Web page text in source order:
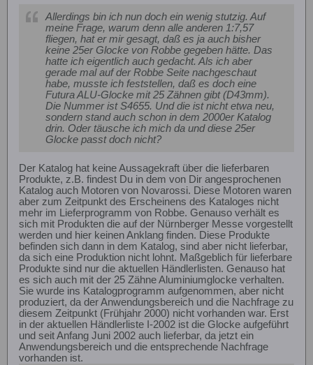
Allerdings bin ich nun doch ein wenig stutzig. Auf
meine Frage, warum denn alle anderen 1:7,57
fliegen, hat er mir gesagt, daß es ja auch bisher
keine 25er Glocke von Robbe gegeben hätte. Das
hatte ich eigentlich auch gedacht. Als ich aber
gerade mal auf der Robbe Seite nachgeschaut
habe, musste ich feststellen, daß es doch eine
Futura ALU-Glocke mit 25 Zähnen gibt (D43mm).
Die Nummer ist S4655. Und die ist nicht etwa neu,
sondern stand auch schon in dem 2000er Katalog
drin. Oder täusche ich mich da und diese 25er
Glocke passt doch nicht?
Der Katalog hat keine Aussagekraft über die lieferbaren
Produkte, z.B. findest Du in dem von Dir angesprochenen
Katalog auch Motoren von Novarossi. Diese Motoren waren
aber zum Zeitpunkt des Erscheinens des Kataloges nicht
mehr im Lieferprogramm von Robbe. Genauso verhält es
sich mit Produkten die auf der Nürnberger Messe vorgestellt
werden und hier keinen Anklang finden. Diese Produkte
befinden sich dann in dem Katalog, sind aber nicht lieferbar,
da sich eine Produktion nicht lohnt. Maßgeblich für lieferbare
Produkte sind nur die aktuellen Händlerlisten. Genauso hat
es sich auch mit der 25 Zähne Aluminiumglocke verhalten.
Sie wurde ins Katalogprogramm aufgenommen, aber nicht
produziert, da der Anwendungsbereich und die Nachfrage zu
diesem Zeitpunkt (Frühjahr 2000) nicht vorhanden war. Erst
in der aktuellen Händlerliste I-2002 ist die Glocke aufgeführt
und seit Anfang Juni 2002 auch lieferbar, da jetzt ein
Anwendungsbereich und die entsprechende Nachfrage
vorhanden ist.